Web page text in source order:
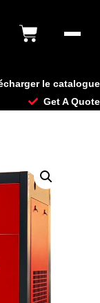
le catalogue
Get A Quote